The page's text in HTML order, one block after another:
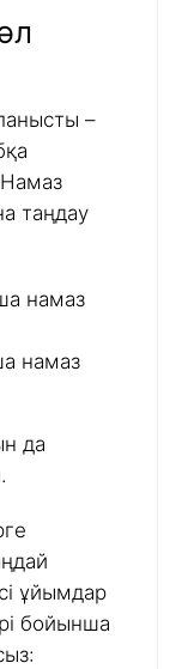
–
таңдау
намаз
намаз
да
ұйымдар
бойынша